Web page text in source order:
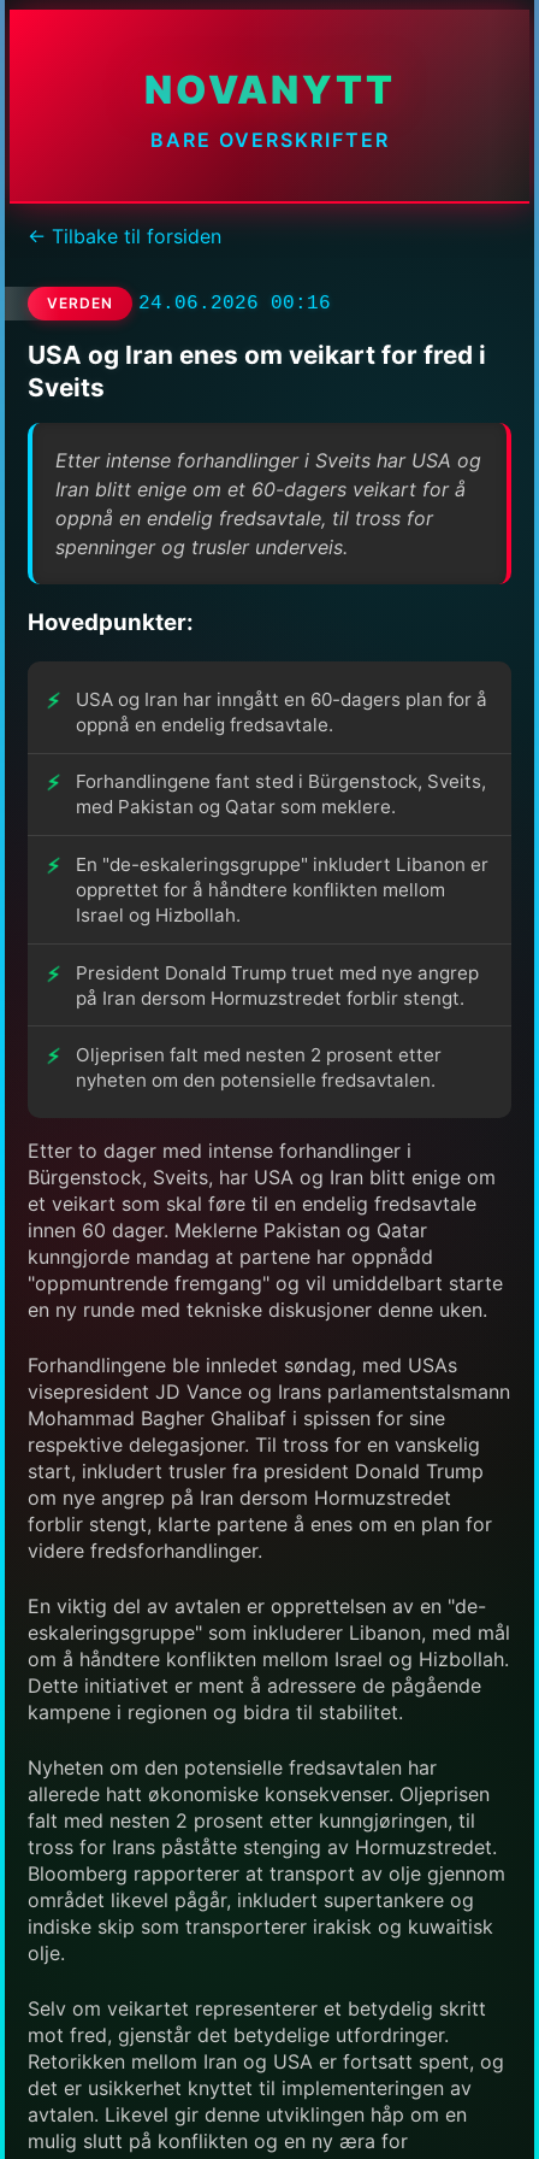
NOVANYTT
BARE OVERSKRIFTER
← Tilbake til forsiden
VERDEN 24.06.2026 00:16
USA og Iran enes om veikart for fred i
Sveits
Etter intense forhandlinger i Sveits har USA og
Iran blitt enige om et 60-dagers veikart for å
oppnå en endelig fredsavtale, til tross for
spenninger og trusler underveis.
Hovedpunkter:
USA og Iran har inngått en 60-dagers plan for å
oppnå en endelig fredsavtale.
Forhandlingene fant sted i Bürgenstock, Sveits,
med Pakistan og Qatar som meklere.
En "de-eskaleringsgruppe" inkludert Libanon er
opprettet for å håndtere konflikten mellom
Israel og Hizbollah.
President Donald Trump truet med nye angrep
på Iran dersom Hormuzstredet forblir stengt.
Oljeprisen falt med nesten 2 prosent etter
nyheten om den potensielle fredsavtalen.
Etter to dager med intense forhandlinger i
Bürgenstock, Sveits, har USA og Iran blitt enige om
et veikart som skal føre til en endelig fredsavtale
innen 60 dager. Meklerne Pakistan og Qatar
kunngjorde mandag at partene har oppnådd
"oppmuntrende fremgang" og vil umiddelbart starte
en ny runde med tekniske diskusjoner denne uken.
Forhandlingene ble innledet søndag, med USAs
visepresident JD Vance og Irans parlamentstalsmann
Mohammad Bagher Ghalibaf i spissen for sine
respektive delegasjoner. Til tross for en vanskelig
start, inkludert trusler fra president Donald Trump
om nye angrep på Iran dersom Hormuzstredet
forblir stengt, klarte partene å enes om en plan for
videre fredsforhandlinger.
En viktig del av avtalen er opprettelsen av en "de-
eskaleringsgruppe" som inkluderer Libanon, med mål
om å håndtere konflikten mellom Israel og Hizbollah.
Dette initiativet er ment å adressere de pågående
kampene i regionen og bidra til stabilitet.
Nyheten om den potensielle fredsavtalen har
allerede hatt økonomiske konsekvenser. Oljeprisen
falt med nesten 2 prosent etter kunngjøringen, til
tross for Irans påståtte stenging av Hormuzstredet.
Bloomberg rapporterer at transport av olje gjennom
området likevel pågår, inkludert supertankere og
indiske skip som transporterer irakisk og kuwaitisk
olje.
Selv om veikartet representerer et betydelig skritt
mot fred, gjenstår det betydelige utfordringer.
Retorikken mellom Iran og USA er fortsatt spent, og
det er usikkerhet knyttet til implementeringen av
avtalen. Likevel gir denne utviklingen håp om en
mulig slutt på konflikten og en ny æra for